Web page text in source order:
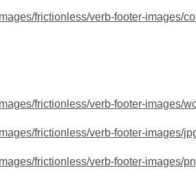
frictionless/verb-footer-images/
frictionless/verb-footer-images/
frictionless/verb-footer-images/
frictionless/verb-footer-images/